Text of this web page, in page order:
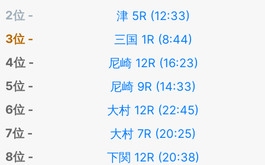
津 5R (12:33)
三国 1R (8:44)
尼崎 12R (16:23)
尼崎 9R (14:33)
大村 12R (22:45)
大村 7R (20:25)
下関 12R (20:38)